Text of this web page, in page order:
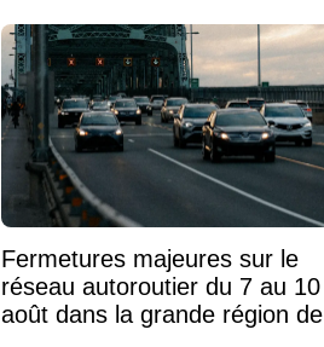
Fermetures majeures sur le
réseau autoroutier du 7 au 10
août dans la grande région de